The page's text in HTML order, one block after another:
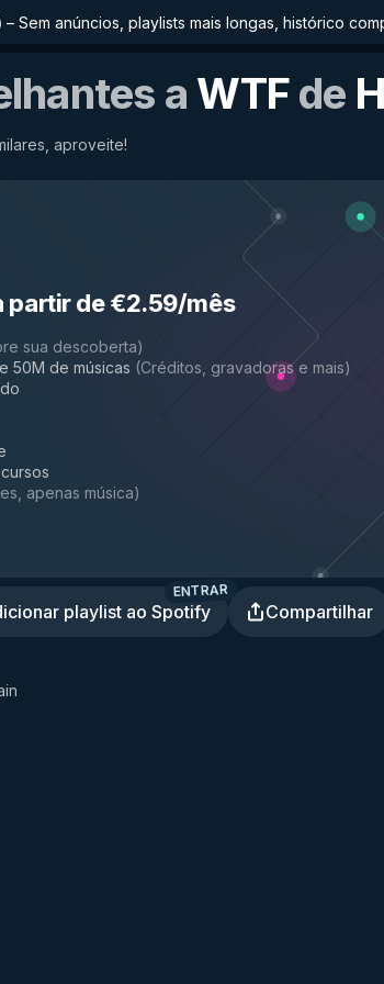
– Sem anúncios, playlists mais longas, histórico
a WTFde
aproveite!
partir de €2.59/mês
sua descoberta)
50M de músicas (Créditos, gravadoras e mais)
apenas música)
playlist ao Spotify
ENTRAR
Compartilhar